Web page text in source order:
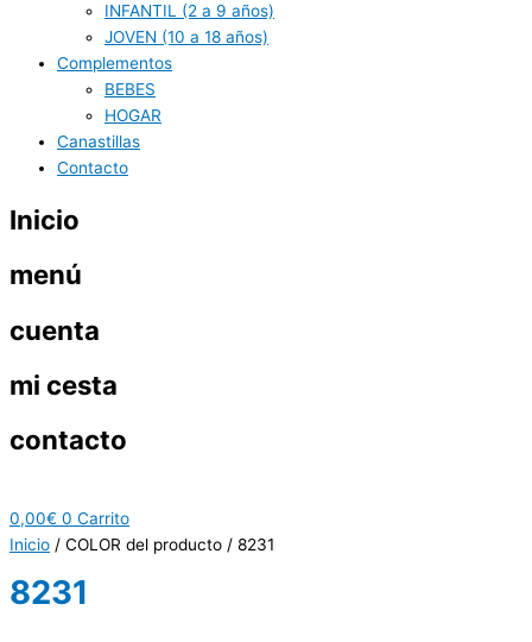
INFANTIL (2 a 9 años)
JOVEN (10 a 18 años)
Complementos
BEBES
HOGAR
Canastillas
Contacto
Inicio
menú
cuenta
mi cesta
contacto
0,00€ 0 Carrito
Inicio / COLOR del producto / 8231
8231